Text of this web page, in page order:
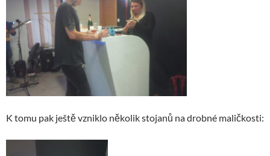
K tomu pak ještě vzniklo několik stojanů na drobné maličkosti: